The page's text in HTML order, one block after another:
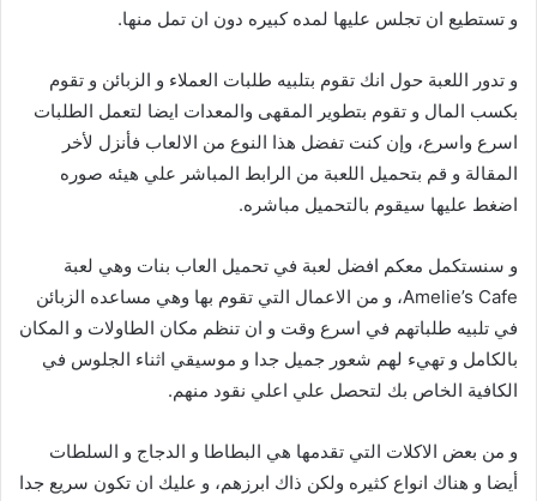
و تستطيع ان تجلس عليها لمده كبيره دون ان تمل منها.
و تدور اللعبة حول انك تقوم بتلبيه طلبات العملاء و الزبائن و تقوم
بكسب المال و تقوم بتطوير المقهى والمعدات ايضا لتعمل الطلبات
اسرع واسرع، وإن كنت تفضل هذا النوع من الالعاب فأنزل لأخر
المقالة و قم بتحميل اللعبة من الرابط المباشر علي هيئه صوره
اضغط عليها سيقوم بالتحميل مباشره.
و سنستكمل معكم افضل لعبة في تحميل العاب بنات وهي لعبة
Amelie’s Cafe، و من الاعمال التي تقوم بها وهي مساعده الزبائن
في تلبيه طلباتهم في اسرع وقت و ان تنظم مكان الطاولات و المكان
بالكامل و تهيء لهم شعور جميل جدا و موسيقي اثناء الجلوس في
الكافية الخاص بك لتحصل علي اعلي نقود منهم.
و من بعض الاكلات التي تقدمها هي البطاطا و الدجاج و السلطات
أيضا و هناك انواع كثيره ولكن ذاك ابرزهم، و عليك ان تكون سريع جدا